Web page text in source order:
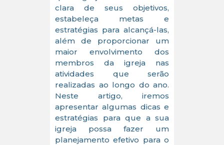
clara de seus objetivos,
estabeleça metas e
estratégias para alcançá-las,
além de proporcionar um
maior envolvimento dos
membros da igreja nas
atividades que serão
realizadas ao longo do ano.
Neste artigo, iremos
apresentar algumas dicas e
estratégias para que a sua
igreja possa fazer um
planejamento efetivo para o